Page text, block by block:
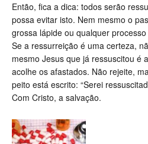
Então, fica a dica: todos serão
possa evitar isto. Nem mesmo o
grossa lápide ou qualquer
Se a ressurreição é uma certeza,
mesmo Jesus que já ressuscitou é
acolhe os afastados. Não rejeite,
peito está escrito: “Serei
Com Cristo, a salvação.